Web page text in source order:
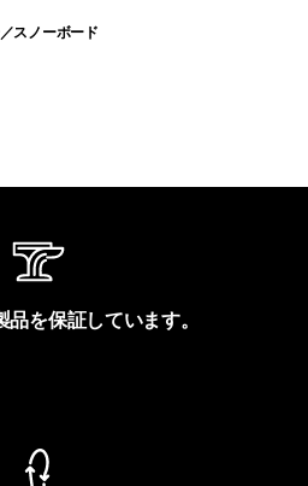
スノーボード
を保証しています。